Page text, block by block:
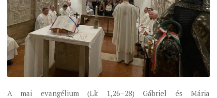
A mai evangélium (Lk 1,26–28) Gábriel és Mária